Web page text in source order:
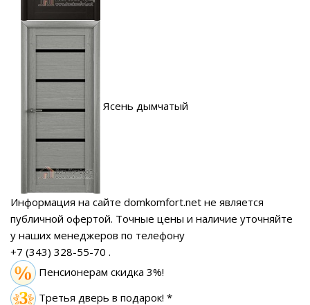
Ясень дымчатый
Информация на сайте domkomfort.net не является
публичной офертой. Точные цены и наличие уточняйте
у наших менеджеров по телефону
+7 (343) 328-55-70 .
Пенсионерам скидка 3%!
Третья дверь в подарок! *